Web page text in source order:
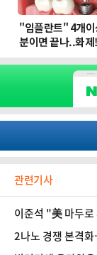
관련기사
이준석 "美 마두
2나노 경쟁 본격